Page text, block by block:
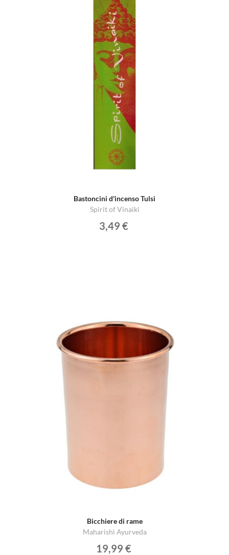
Bastoncini d'incenso Tulsi
Spirit of Vinaiki
3,49 €
Bicchiere di rame
Maharishi Ayurveda
19,99 €